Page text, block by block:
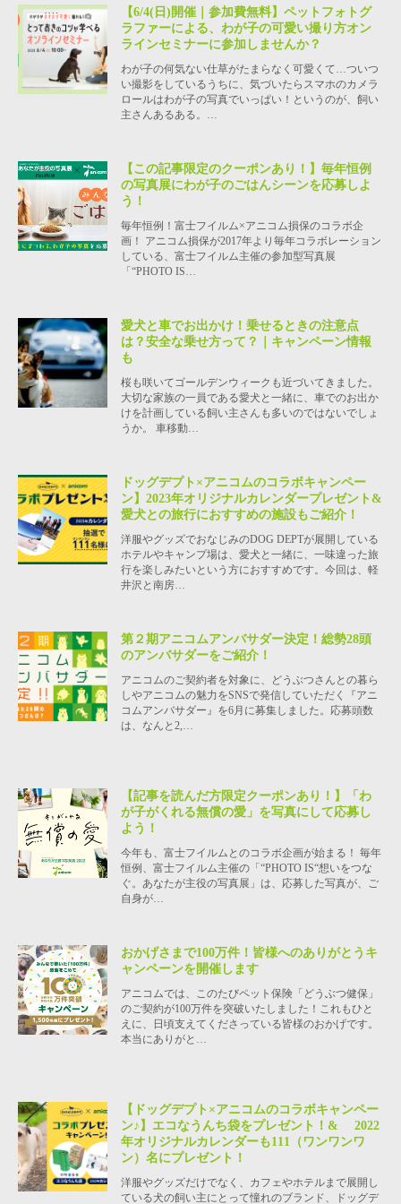
【6/4(日)開催｜参加費無料】ペットフォトグ
ラファーによる、わが子の可愛い撮り方オン
ラインセミナーに参加しませんか？
わが子の何気ない仕草がたまらなく可愛くて…ついつ
い撮影をしているうちに、気づいたらスマホのカメラ
ロールはわが子の写真でいっぱい！というのが、飼い
主さんあるある。…
【この記事限定のクーポンあり！】毎年恒例
の写真展にわが子のごはんシーンを応募しよ
う！
毎年恒例！富士フイルム×アニコム損保のコラボ企
画！ アニコム損保が2017年より毎年コラボレーション
している、富士フイルム主催の参加型写真展
「“PHOTO IS…
愛犬と車でお出かけ！乗せるときの注意点
は？安全な乗せ方って？｜キャンペーン情報
も
桜も咲いてゴールデンウィークも近づいてきました。
大切な家族の一員である愛犬と一緒に、車でのお出か
けを計画している飼い主さんも多いのではないでしょ
うか。 車移動…
ドッグデプト×アニコムのコラボキャンペー
ン】2023年オリジナルカレンダープレゼント&
愛犬との旅行におすすめの施設もご紹介！
洋服やグッズでおなじみのDOG DEPTが展開している
ホテルやキャンプ場は、愛犬と一緒に、一味違った旅
行を楽しみたいという方におすすめです。今回は、軽
井沢と南房…
第２期アニコムアンバサダー決定！総勢28頭
のアンバサダーをご紹介！
アニコムのご契約者を対象に、どうぶつさんとの暮ら
しやアニコムの魅力をSNSで発信していただく『アニ
コムアンバサダー』を6月に募集しました。応募頭数
は、なんと2,…
【記事を読んだ方限定クーポンあり！】「わ
が子がくれる無償の愛」を写真にして応募し
よう！
今年も、富士フイルムとのコラボ企画が始まる！ 毎年
恒例、富士フイルム主催の「“PHOTO IS“想いをつな
ぐ。あなたが主役の写真展」は、応募した写真が、ご
自身が…
おかげさまで100万件！皆様へのありがとうキ
ャンペーンを開催します
アニコムでは、このたびペット保険「どうぶつ健保」
のご契約が100万件を突破いたしました！これもひと
えに、日頃支えてくださっている皆様のおかげです。
本当にありがと…
【ドッグデプト×アニコムのコラボキャンペー
ン♪】エコなうんち袋をプレゼント！& 2022
年オリジナルカレンダーも111（ワンワンワ
ン）名にプレゼント！
洋服やグッズだけでなく、カフェやホテルまで展開し
ている犬の飼い主にとって憧れのブランド、ドッグデ